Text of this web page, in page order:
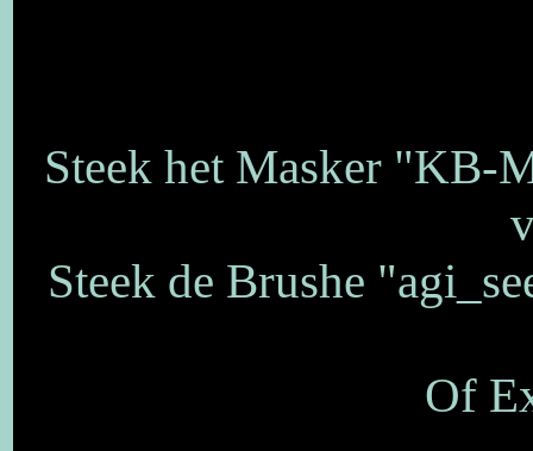
Steek het Masker "KB-
Steek de Brushe
Of